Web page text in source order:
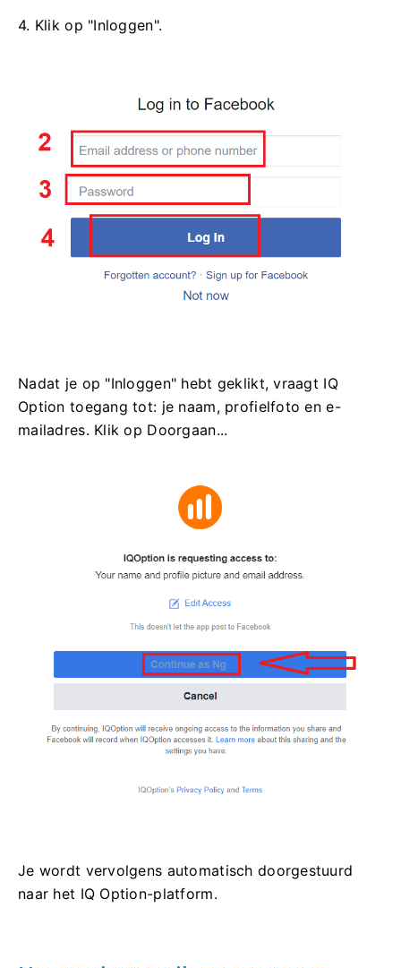
4. Klik op "Inloggen".
Nadat je op "Inloggen" hebt geklikt, vraagt ​​IQ
Option toegang tot: je naam, profielfoto en e-
mailadres. Klik op Doorgaan...
Je wordt vervolgens automatisch doorgestuurd
naar het IQ Option-platform.